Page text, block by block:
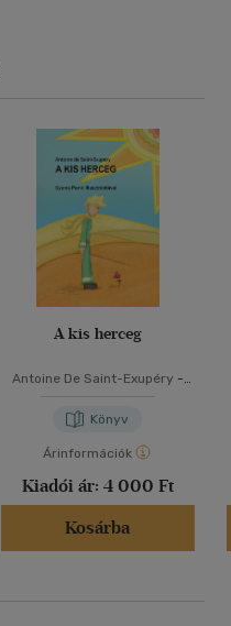
A kis herceg
Antoine De Saint-Exupéry -
Könyv
Árinformációk
Kiadói ár: 4 000 Ft
Kosárba